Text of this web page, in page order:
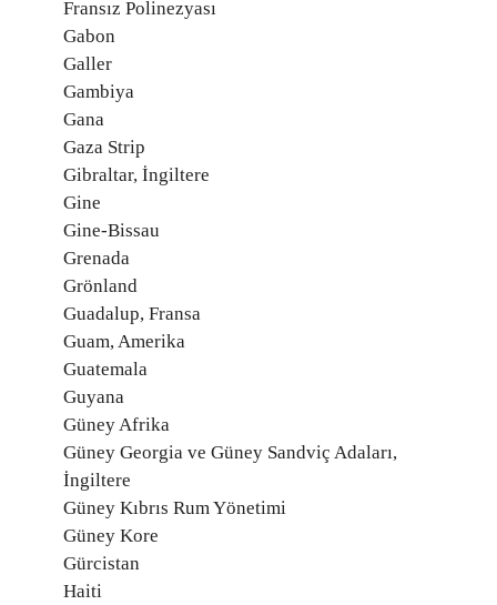
Fransız Polinezyası
Gabon
Galler
Gambiya
Gana
Gaza Strip
Gibraltar, İngiltere
Gine
Gine-Bissau
Grenada
Grönland
Guadalup, Fransa
Guam, Amerika
Guatemala
Guyana
Güney Afrika
Güney Georgia ve Güney Sandviç Adaları,
İngiltere
Güney Kıbrıs Rum Yönetimi
Güney Kore
Gürcistan
Haiti